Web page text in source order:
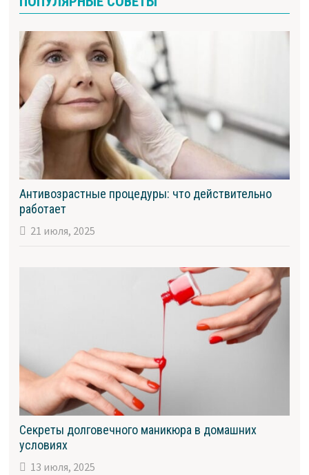
Антивозрастные процедуры: что действительно
работает
21 июля, 2025
Секреты долговечного маникюра в домашних
условиях
13 июля, 2025